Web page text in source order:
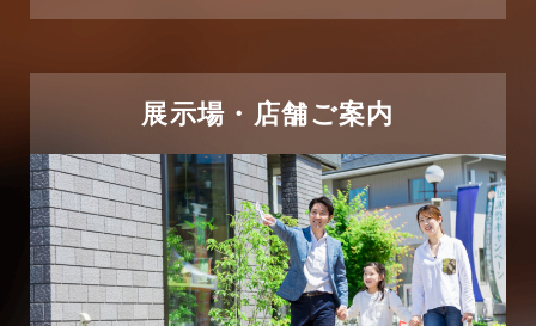
三郷中央駅店-ブログ
三郷市
三郷駅前店-ブログ
不動産の基礎知識に関するよくある質問
2025年3月
2025年2月
2025年1月
展示場・店舗ご案内